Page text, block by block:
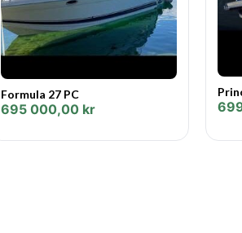
Vi erbjuder räntefri
utan kontantinsats.
Varmt välkomna önskar
Formula 27 PC
695 000,00 kr